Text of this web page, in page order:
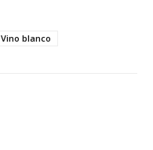
Vino blanco